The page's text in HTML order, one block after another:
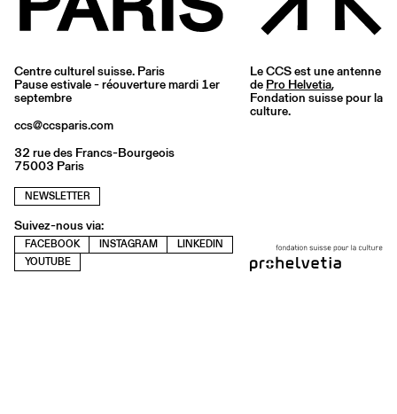
Centre culturel suisse. Paris
Pause estivale - réouverture mardi 1er
septembre
ccs@ccsparis.com
32 rue des Francs-Bourgeois
75003 Paris
NEWSLETTER
Suivez-nous via:
FACEBOOK INSTAGRAM
LINKEDIN
YOUTUBE
Le CCS est une antenne
de Pro Helvetia,
Fondation suisse pour la
culture.